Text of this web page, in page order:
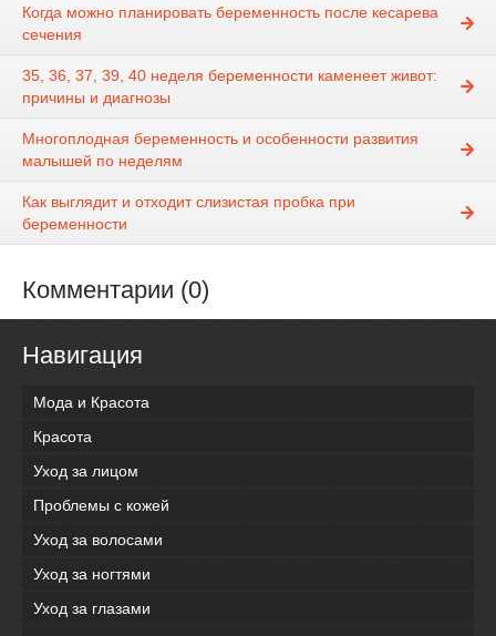
Когда можно планировать беременность после кесарева
сечения
35, 36, 37, 39, 40 неделя беременности каменеет живот:
причины и диагнозы
Многоплодная беременность и особенности развития
малышей по неделям
Как выглядит и отходит слизистая пробка при
беременности
Комментарии (0)
Навигация
Мода и Красота
Красота
Уход за лицом
Проблемы с кожей
Уход за волосами
Уход за ногтями
Уход за глазами